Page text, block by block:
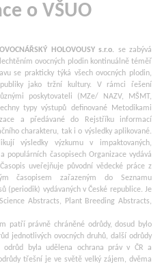
o VŠUO
HOLOVOUSY s.r.o. se zabývá
ovocných plodin kontinuálně téměř
se prakticky týká všech ovocných plodin,
jako tržní kultury. V rámci řešení
poskytovateli (MZe/ NAZV, MŠMT,
typy výstupů definované Metodikami
a předávané do Rejstříku informací
charakteru, tak i o výsledky aplikované.
výsledky výzkumu v impaktovaných,
populárních časopisech Organizace vydává
uveřejňuje původní vědecké práce z
časopisem zařazeným do Seznamu
(periodik) vydávaných v České republice. Je
Abstracts, Plant Breeding Abstracts,
patří právně chráněné odrůdy, dosud bylo
jednotlivých ovocných druhů, další odrůdy
odrůd byla udělena ochrana práv v ČR a
třešní je ve světě velký zájem, dvěma